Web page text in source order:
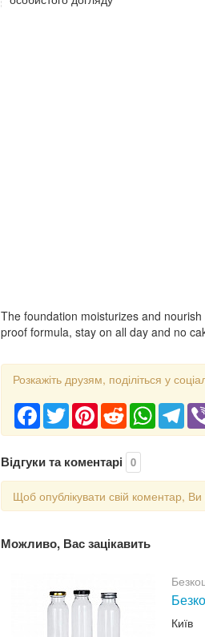
The foundation moisturizes and
proof formula, stay on all day and no
Розкажіть друзям, поділіться у
Facebook
TwitterPinterestReddit
Відгуки та коментарі 0
Щоб опублікувати свій коментар, Ви
Можливо, Вас зацікавить
Київ